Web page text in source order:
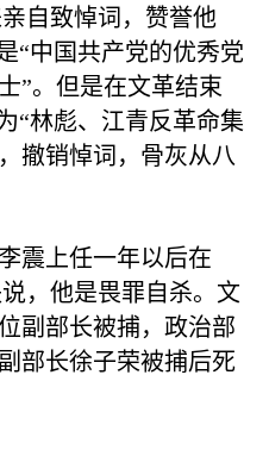
自致悼词，赞誉他
“中国共产党的优秀党
”。但是在文革结束
“林彪、江青反革命集
撤销悼词，骨灰从八
震上任一年以后在
，他是畏罪自杀。文
副部长被捕，政治部
部长徐子荣被捕后死